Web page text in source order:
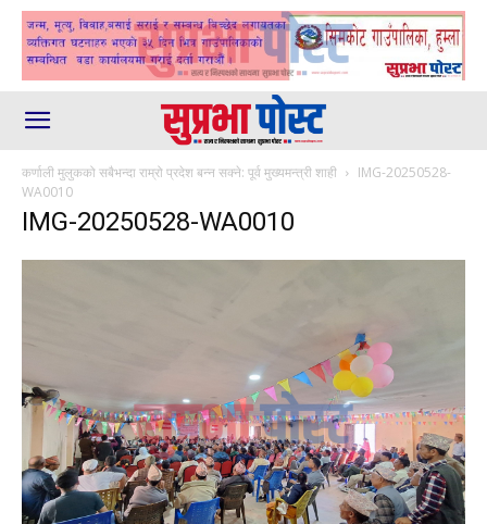
कर्णाली मुलुकको सबैभन्दा राम्रो प्रदेश बन्न सक्ने: पूर्व मुख्यमन्त्री शाही
IMG-20250528-
WA0010
IMG-20250528-WA0010